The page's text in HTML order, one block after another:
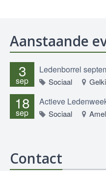
Aanstaande
3
sep
Ledenborrel
Sociaal
18
sep
Actieve
Sociaal
Contact